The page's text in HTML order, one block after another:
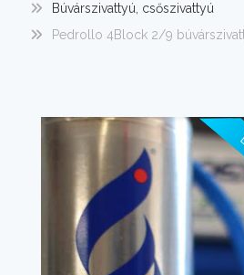
Búvárszivattyú, csőszivattyú
Pedrollo 4Block 2/9